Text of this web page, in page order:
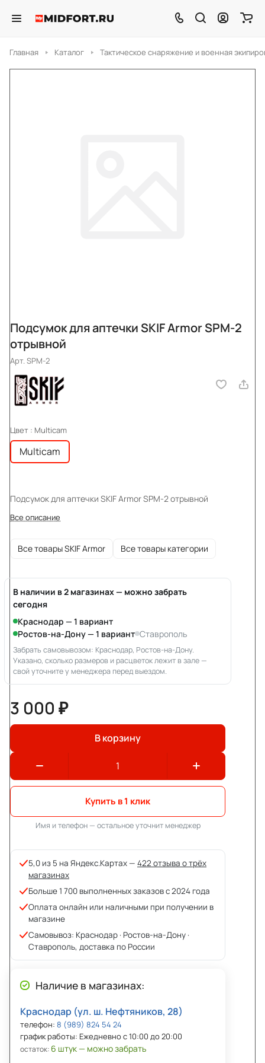
Главная Каталог Тактическое снаряжение и военная
Подсумок для аптечки SKIF Armor SPM-2
отрывной
Арт.SPM-2
Цвет : Multicam
Multicam
Подсумок для аптечки SKIF Armor SPM-2 отрывной
Все описание
Все товары SKIF Armor Все товары категории
В наличии в 2 магазинах — можно забрать
сегодня
Краснодар — 1 вариант
Ростов-на-Дону — 1 вариант Ставрополь
Забрать самовывозом: Краснодар, Ростов-на-Дону.
Указано, сколько размеров и расцветок лежит в зале —
свой уточните у менеджера перед выездом.
3 000 ₽
В корзину
Купить в 1 клик
Имя и телефон — остальное уточнит менеджер
5,0 из 5 на Яндекс.Картах — 422 отзыва о трёх
магазинах
Больше 1 700 выполненных заказов с 2024 года
Оплата онлайн или наличными при получении в
магазине
Самовывоз: Краснодар · Ростов-на-Дону ·
Ставрополь, доставка по России
Наличие в магазинах:
Краснодар (ул. ш. Нефтяников, 28)
телефон: 8 (989) 824 54 24
график работы: Ежедневно с 10:00 до 20:00
остаток: 6 штук — можно забрать